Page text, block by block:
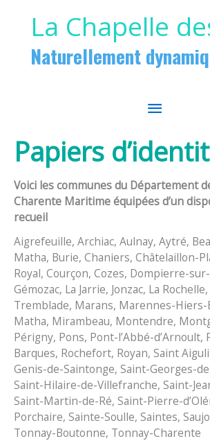
La Chapelle
Naturellement
MENU
Papiers
Voici les communes du Département
Charente Maritime équipées d’un
recueil
Aigrefeuille, Archiac, Aulnay, Aytré,
Matha, Burie, Chaniers, Châtelaillon-
Royal, Courçon, Cozes, Dompierre-
Gémozac, La Jarrie, Jonzac, La
Tremblade, Marans, Marennes-Hiers-
Matha, Mirambeau, Montendre,
Périgny, Pons, Pont-l’Abbé-d’Arnoult,
Barques, Rochefort, Royan, Saint
Genis-de-Saintonge, Saint-Georges-
Saint-Hilaire-de-Villefranche, Saint-
Saint-Martin-de-Ré, Saint-Pierre-
Porchaire, Sainte-Soulle, Saintes,
Tonnay-Boutonne, Tonnay-Charente